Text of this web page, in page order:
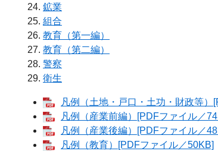
鉱業
組合
教育（第一編）
教育（第二編）
警察
衛生
凡例（土地・戸口・土功・財政等）
凡例（産業前編）[PDFファイル／
凡例（産業後編）[PDFファイル／
凡例（教育）[PDFファイル／50KB]